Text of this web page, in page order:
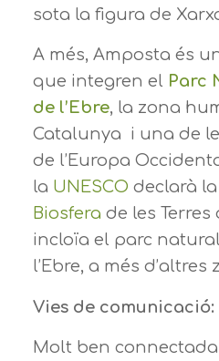
sota la figura de
A més, Amposta és
que integren el Parc
de l’Ebre, la zona
Catalunya i una de
de l’Europa
la UNESCO declarà la
Biosfera de les Terres
incloïa el parc
l’Ebre, a més d’altres
Vies de comunicació:
Molt ben